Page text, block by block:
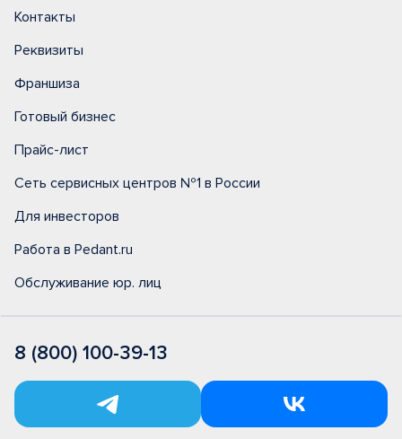
Контакты
Реквизиты
Франшиза
Готовый бизнес
Прайс-лист
Сеть сервисных центров №1 в России
Для инвесторов
Работа в Pedant.ru
Обслуживание юр. лиц
8 (800) 100-39-13